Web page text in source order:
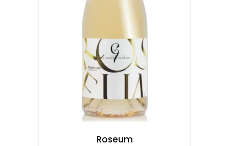
nous offre des notes de
fruits rouges au nez,
VOIR LE PRODUIT
Roseum